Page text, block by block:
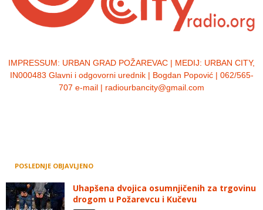
IMPRESSUM: URBAN GRAD POŽAREVAC | MEDIJ: URBAN CITY,
IN000483 Glavni i odgovorni urednik | Bogdan Popović | 062/565-
707 e-mail | radiourbancity@gmail.com
POSLEDNJE OBJAVLJENO
Uhapšena dvojica osumnjičenih za trgovinu
drogom u Požarevcu i Kučevu